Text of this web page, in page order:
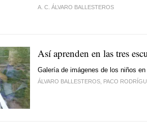
A. C. ÁLVARO BALLESTEROS
Así aprenden en las tres
Galería de imágenes de los niños
ÁLVARO BALLESTEROS, PACO